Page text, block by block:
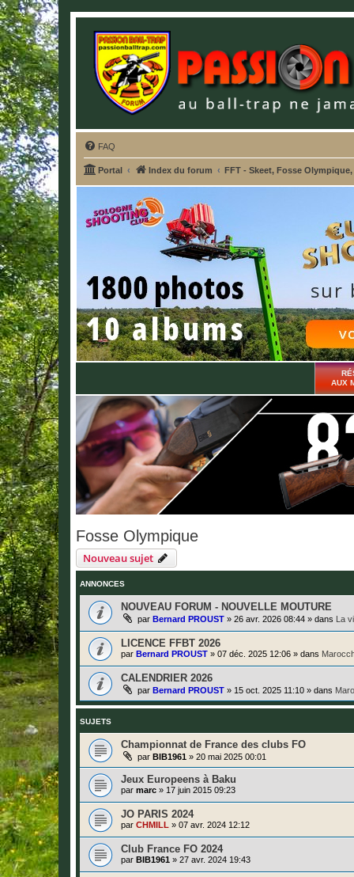
FAQ
Portal Index du forum FFT - Skeet, Fosse
AUX
Fosse Olympique
Nouveau sujet
ANNONCES
NOUVEAU FORUM - NOUVELLE MOUTURE
par Bernard PROUST » 26 avr. 2026 08:44 » dans La
LICENCE FFBT 2026
par Bernard PROUST » 07 déc. 2025 12:06 » dans
CALENDRIER 2026
par Bernard PROUST » 15 oct. 2025 11:10 » dans
SUJETS
Championnat de France des clubs FO
par BIB1961 » 20 mai 2025 00:01
Jeux Europeens à Baku
par marc » 17 juin 2015 09:23
JO PARIS 2024
par CHMILL » 07 avr. 2024 12:12
Club France FO 2024
par BIB1961 » 27 avr. 2024 19:43